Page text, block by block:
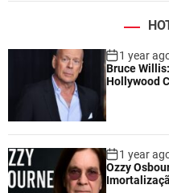
1 year
Bruce
Hollywood
1 year
Ozzy